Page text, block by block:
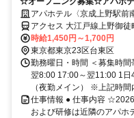
ト】夜勤帯でしっかり稼げる！
アパホテル〈京成上野駅前
アクセス 大江戸線上野御
時給1,450円～1,700円
東京都東京23区台東区
勤務曜日・時間 ＜募集時
翌8:00 17:00～翌11:00 1
（夜勤メイン） ※上記時間
仕事情報 ● 仕事内容
および研修は近隣のアパホ